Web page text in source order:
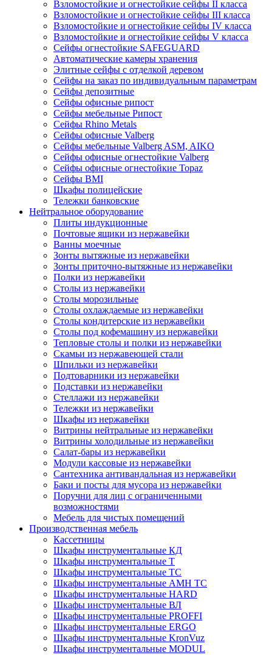
Взломостойкие и огнестойкие сейфы II класса
Взломостойкие и огнестойкие сейфы III класса
Взломостойкие и огнестойкие сейфы IV класса
Взломостойкие и огнестойкие сейфы V класса
Сейфы огнестойкие SAFEGUARD
Автоматические камеры хранения
Элитные сейфы с отделкой деревом
Сейфы на заказ по индивидуальным параметрам
Сейфы депозитные
Сейфы офисные рипост
Сейфы мебельные Рипост
Сейфы Rhino Metals
Сейфы офисные Valberg
Сейфы мебельные Valberg ASM, AIKO
Сейфы офисные огнестойкие Valberg
Сейфы офисные огнестойкие Topaz
Сейфы ВМI
Шкафы полицейские
Тележки банковские
Нейтральное оборудование
Плиты индукционные
Почтовые ящики из нержавейки
Ванны моечные
Зонты вытяжные из нержавейки
Зонты приточно-вытяжные из нержавейки
Полки из нержавейки
Столы из нержавейки
Столы морозильные
Столы охлаждаемые из нержавейки
Столы кондитерские из нержавейки
Столы под кофемашину из нержавейки
Тепловые столы и полки из нержавейки
Скамьи из нержавеющей стали
Шпильки из нержавейки
Подтоварники из нержавейки
Подставки из нержавейки
Стеллажи из нержавейки
Тележки из нержавейки
Шкафы из нержавейки
Витрины нейтральные из нержавейки
Витрины холодильные из нержавейки
Салат-бары из нержавейки
Модули кассовые из нержавейки
Сантехника антивандальная из нержавейки
Баки и посты для мусора из нержавейки
Поручни для лиц с ограниченными
возможностями
Мебель для чистых помещений
Производственная мебель
Кассетницы
Шкафы инструментальные КД
Шкафы инструментальные Т
Шкафы инструментальные ТС
Шкафы инструментальные AMH TC
Шкафы инструментальные HARD
Шкафы инструментальные ВЛ
Шкафы инструментальные PROFFI
Шкафы инструментальные ERGO
Шкафы инструментальные KronVuz
Шкафы инструментальные MODUL